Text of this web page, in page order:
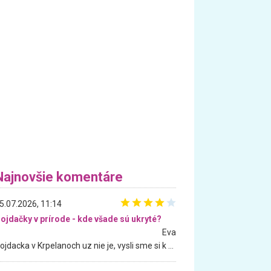
komentáre
11:14
v prírode - kde všade sú ukryté?
Eva